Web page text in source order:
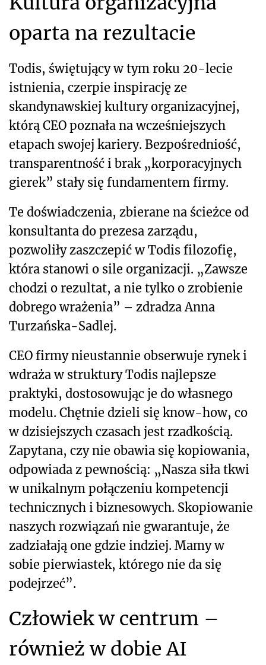
oparta na rezultacie
Todis, świętujący w tym roku 20-lecie
istnienia, czerpie inspirację ze
skandynawskiej kultury organizacyjnej,
którą CEO poznała na wcześniejszych
etapach swojej kariery. Bezpośredniość,
transparentność i brak „korporacyjnych
gierek” stały się fundamentem firmy.
Te doświadczenia, zbierane na ścieżce od
konsultanta do prezesa zarządu,
pozwoliły zaszczepić w Todis filozofię,
która stanowi o sile organizacji. „Zawsze
chodzi o rezultat, a nie tylko o zrobienie
dobrego wrażenia” – zdradza Anna
Turzańska-Sadlej.
CEO firmy nieustannie obserwuje rynek i
wdraża w struktury Todis najlepsze
praktyki, dostosowując je do własnego
modelu. Chętnie dzieli się know-how, co
w dzisiejszych czasach jest rzadkością.
Zapytana, czy nie obawia się kopiowania,
odpowiada z pewnością: „Nasza siła tkwi
w unikalnym połączeniu kompetencji
technicznych i biznesowych. Skopiowanie
naszych rozwiązań nie gwarantuje, że
zadziałają one gdzie indziej. Mamy w
sobie pierwiastek, którego nie da się
podejrzeć”.
Człowiek w centrum –
również w dobie AI